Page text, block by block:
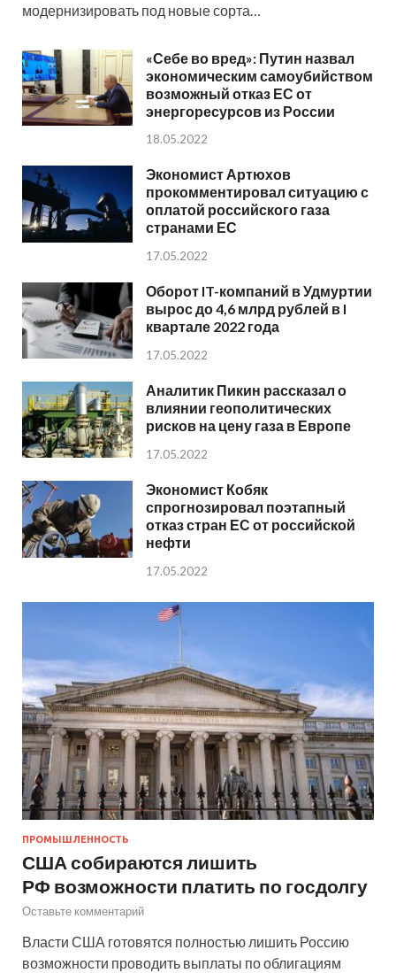
модернизировать под новые сорта…
«Себе во вред»: Путин назвал
экономическим самоубийством
возможный отказ ЕС от
энергоресурсов из России
18.05.2022
Экономист Артюхов
прокомментировал ситуацию с
оплатой российского газа
странами ЕС
17.05.2022
Оборот IT-компаний в Удмуртии
вырос до 4,6 млрд рублей в I
квартале 2022 года
17.05.2022
Аналитик Пикин рассказал о
влиянии геополитических
рисков на цену газа в Европе
17.05.2022
Экономист Кобяк
спрогнозировал поэтапный
отказ стран ЕС от российской
нефти
17.05.2022
ПРОМЫШЛЕННОСТЬ
США собираются лишить
РФ возможности платить по госдолгу
Оставьте комментарий
Власти США готовятся полностью лишить Россию
возможности проводить выплаты по облигациям